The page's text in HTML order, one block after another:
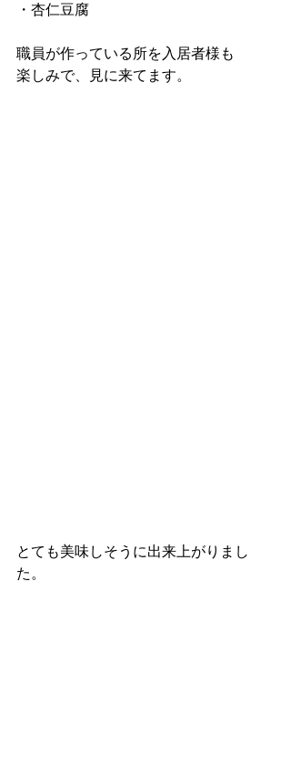
・杏仁豆腐
職員が作っている所を入居者様も
楽しみで、見に来てます。
とても美味しそうに出来上がりまし
た。